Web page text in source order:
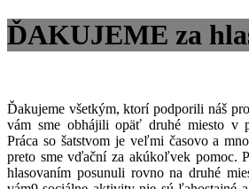
ĎAKUJEME za
Ďakujeme všetkým, ktorí podporili náš
vám sme obhájili opäť druhé miesto v
Práca so šatstvom je veľmi časovo a
preto sme vďační za akúkoľvek pomoc.
hlasovaním posunuli rovno na druhé